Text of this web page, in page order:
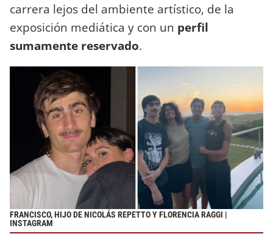
carrera lejos del ambiente artístico, de la
exposición mediática y con un perfil
sumamente reservado.
FRANCISCO, HIJO DE NICOLÁS REPETTO Y FLORENCIA RAGGI |
INSTAGRAM